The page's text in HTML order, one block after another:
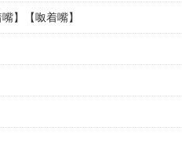
】【呶着嘴】